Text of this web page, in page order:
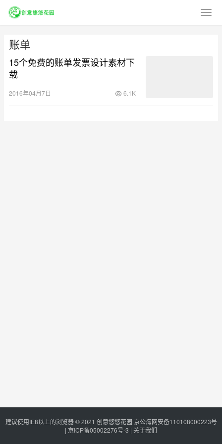
账单
15个免费的账单发票设计素材下
载
2016年04月7日 6.1K
建议使用IE8以上的浏览器 © 2021 创意悠悠花园 京公海网安备110108000223号
| 京ICP备05002276号-3 | 关于我们